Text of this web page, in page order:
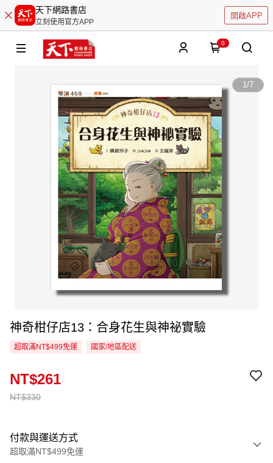
天下網路書店
立刻使用官方APP
開啟APP
0
1/7
神奇柑仔店13：合身花生與神祕實驗
超取滿NT$499免運 國家/地區配送
NT$330
NT$261
付款與運送方式
超取滿NT$499免運